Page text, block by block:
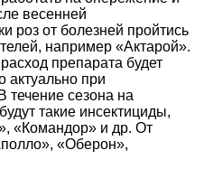
весенней
роз от болезней пройтись
например «Актарой».
препарата будет
актуально при
течение сезона на
такие инсектициды,
«Командор» и др. От
«Оберон»,